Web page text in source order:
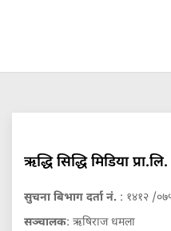
ऋद्धि सिद्धि मिडिया प्रा.लि.
सुचना बिभाग दर्ता नं. : १४१२ /
सञ्चालक: ऋषिराज धमला